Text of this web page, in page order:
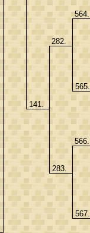
141.
282.
283.